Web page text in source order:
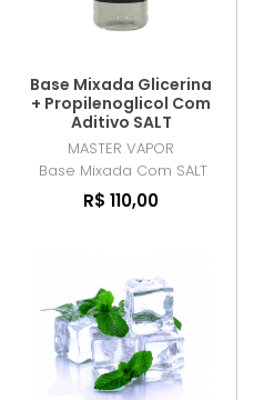
Base Mixada Glicerina
+ Propilenoglicol Com
Aditivo SALT
MASTER VAPOR
Base Mixada Com SALT
R$ 110,00